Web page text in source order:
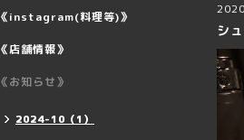
シ
《instagram(料理等)》
《店舗情報》
《お知らせ》
2024-10（1）